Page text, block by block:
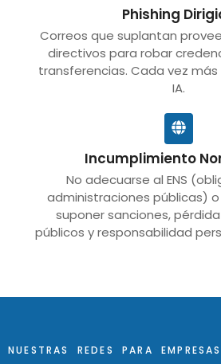
Phishing
Correos que suplantan
directivos para robar
transferencias. Cada vez
IA.
Incumplimiento
No adecuarse al ENS
administraciones públicas) o
suponer sanciones,
públicos y responsabilidad
NUESTRAS REDES PARA EMPRESAS